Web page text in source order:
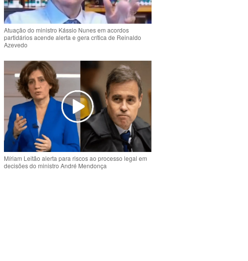
Atuação do ministro Kássio Nunes em acordos
partidários acende alerta e gera crítica de Reinaldo
Azevedo
Míriam Leitão alerta para riscos ao processo legal em
decisões do ministro André Mendonça